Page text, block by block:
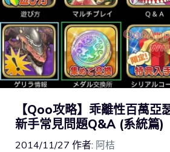
【Qoo攻略】乖離性百萬亞
新手常見問題Q&A (系統篇)
2014/11/27 作者: 阿桔